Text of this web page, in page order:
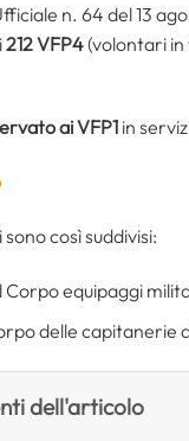
n. 64 del 13
212 VFP4(volontari
ai VFP1 in
così suddivisi:
Corpo equipaggi
delle capitanerie
dell'articolo